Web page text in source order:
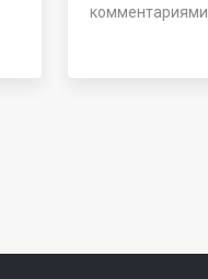
комментариями.